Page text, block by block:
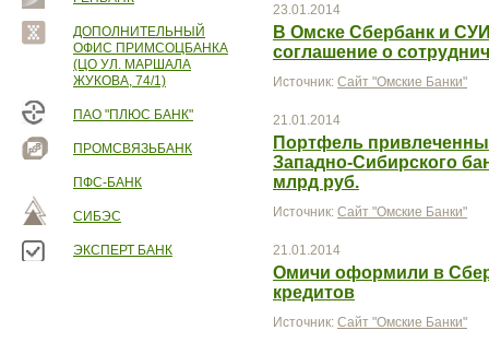
ДОПОЛНИТЕЛЬНЫЙ
ОФИС ПРИМСОЦБАНКА
(ЦО УЛ. МАРШАЛА
ЖУКОВА, 74/1)
ПАО "ПЛЮС БАНК"
ПРОМСВЯЗЬБАНК
ПФС-БАНК
СИБЭС
ЭКСПЕРТ БАНК
23.01.2014
В Омске Сбербанк и
соглашение о
Источник: Сайт "Омские Банки"
21.01.2014
Портфель
Западно-Сибирского
млрд руб.
Источник: Сайт "Омские Банки"
21.01.2014
Омичи оформили в
кредитов
Источник: Сайт "Омские Банки"